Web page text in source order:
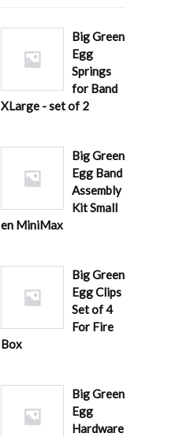
Big Green
Egg
Springs
for Band
XLarge - set of 2
Big Green
Egg Band
Assembly
Kit Small
en MiniMax
Big Green
Egg Clips
Set of 4
For Fire
Box
Big Green
Egg
Hardware